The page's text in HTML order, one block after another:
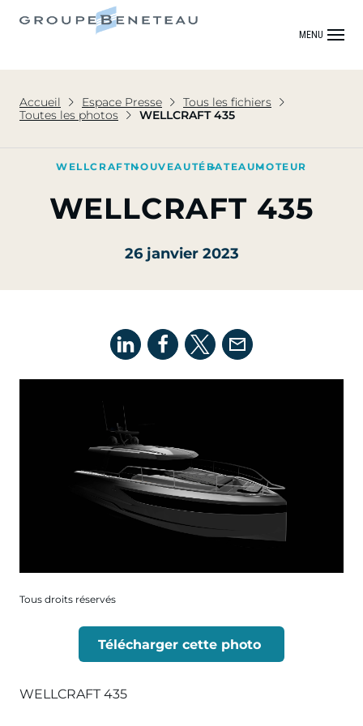
MENU
Accueil Espace Presse
Tous les fichiers
Toutes les photos
WELLCRAFT 435
WELLCRAFTNOUVEAUTÉ BATEAUMOTEUR
WELLCRAFT 435
26 janvier 2023
Tous droits réservés
Télécharger cette photo
WELLCRAFT 435